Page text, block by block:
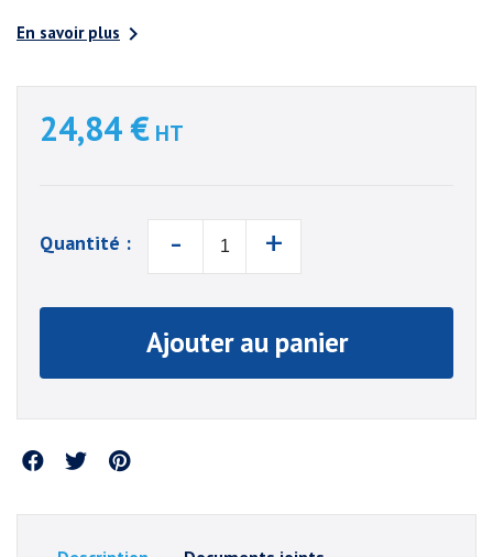
En savoir plus 
24,84 € HT
Quantité : - +
Ajouter au panier
Partager